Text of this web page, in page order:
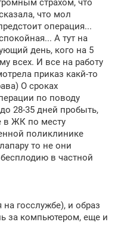
что мол
операция...
А тут на
день, кого на 5
всех. И все на работу
приказ какй-то
О сроках
по поводу
28-35 дней пробыть,
в ЖК по месту
поликлинике
то не они
в частной
госслужбе), и образ
за компьютером, еще и